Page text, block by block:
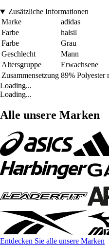
Zusätzliche Informationen
Marke
adidas
Farbe
halsil
Farbe
Grau
Geschlecht
Mann
Altersgruppe
Erwachsene
Zusammensetzung 89% Polyester
Loading...
Loading...
Alle unsere Marken
Entdecken Sie alle unsere Marken